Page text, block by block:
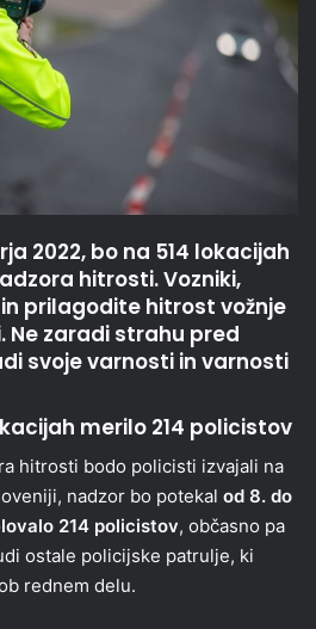
2022, bo na 514 lokacijah
hitrosti. Vozniki,
prilagodite hitrost vožnje
zaradi strahu pred
svoje varnosti in varnosti
merilo 214 policistov
hitrosti bodo policisti izvajali na
nadzor bo potekal od 8. do
214 policistov, občasno pa
ostale policijske patrulje, ki
rednem delu.